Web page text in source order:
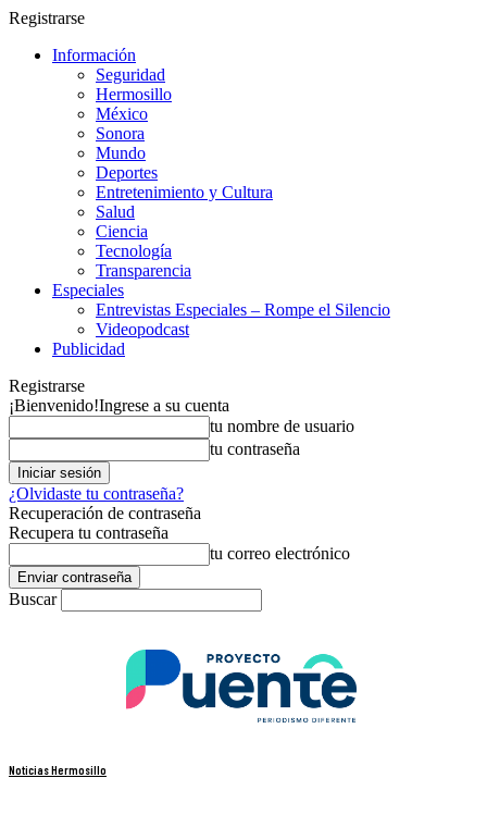
Registrarse
Información
Seguridad
Hermosillo
México
Sonora
Mundo
Deportes
Entretenimiento y Cultura
Salud
Ciencia
Tecnología
Transparencia
Especiales
Entrevistas Especiales – Rompe el Silencio
Videopodcast
Publicidad
Registrarse
¡Bienvenido!Ingrese a su cuenta
tu nombre de usuario
tu contraseña
¿Olvidaste tu contraseña?
Recuperación de contraseña
Recupera tu contraseña
tu correo electrónico
Buscar
Noticias Hermosillo